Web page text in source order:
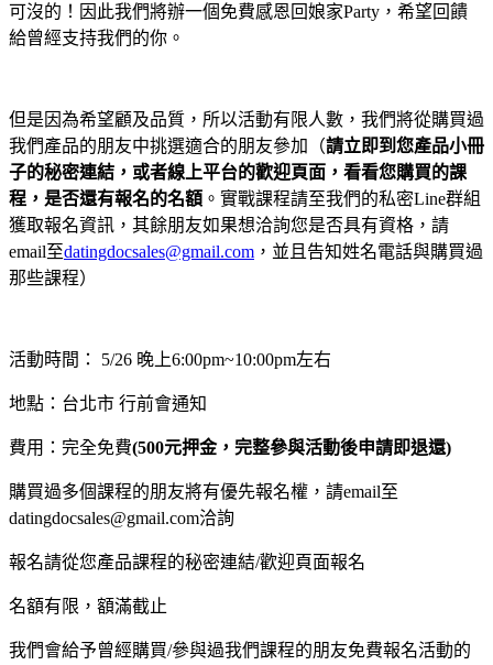
可沒的！因此我們將辦一個免費感恩回娘家Party，希望回饋
給曾經支持我們的你。
但是因為希望顧及品質，所以活動有限人數，我們將從購買過
我們產品的朋友中挑選適合的朋友參加（請立即到您產品小冊
子的秘密連結，或者線上平台的歡迎頁面，看看您購買的課
程，是否還有報名的名額 。實戰課程請至我們的私密Line群組
獲取報名資訊，其餘朋友如果想洽詢您是否具有資格，請
email至datingdocsales@gmail.com ，並且告知姓名電話與購買過
那些課程）
活動時間： 5/26 晚上6:00pm~10:00pm左右
地點：台北市 行前會通知
費用：完全免費(500元押金，完整參與活動後申請即退還)
購買過多個課程的朋友將有優先報名權，請email至
datingdocsales@gmail.com洽詢
報名請從您產品課程的秘密連結/歡迎頁面報名
名額有限，額滿截止
我們會給予曾經購買/參與過我們課程的朋友免費報名活動的